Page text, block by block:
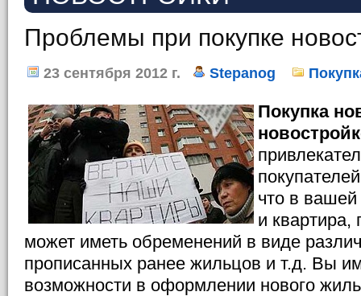
Проблемы при покупке
23 сентября 2012 г. Stepanog
Покупка
что в вашей
и
может иметь обременений в виде
прописанных ранее жильцов и т.д. Вы
возможности в оформлении нового